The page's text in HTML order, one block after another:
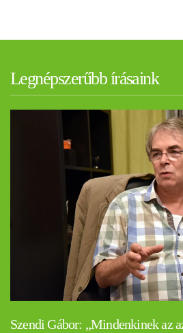
Legnépszerűbb írásaink
Szendi Gábor: „Mindenkinek az